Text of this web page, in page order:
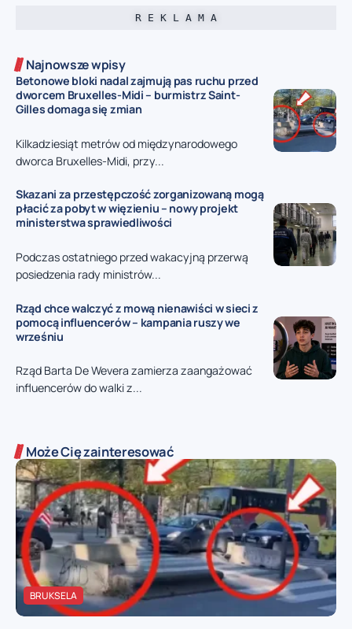
R E K L A M A
Najnowsze wpisy
Betonowe bloki nadal zajmują pas ruchu przed
dworcem Bruxelles-Midi – burmistrz Saint-
Gilles domaga się zmian
Kilkadziesiąt metrów od międzynarodowego
dworca Bruxelles-Midi, przy...
Skazani za przestępczość zorganizowaną mogą
płacić za pobyt w więzieniu – nowy projekt
ministerstwa sprawiedliwości
Podczas ostatniego przed wakacyjną przerwą
posiedzenia rady ministrów...
Rząd chce walczyć z mową nienawiści w sieci z
pomocą influencerów – kampania ruszy we
wrześniu
Rząd Barta De Wevera zamierza zaangażować
influencerów do walki z...
Może Cię zainteresować
BRUKSELA